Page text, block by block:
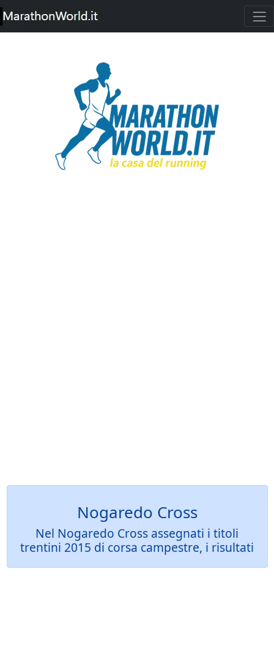
Nogaredo Cross
Nel Nogaredo Cross assegnati i titoli
trentini 2015 di corsa campestre, i risultati